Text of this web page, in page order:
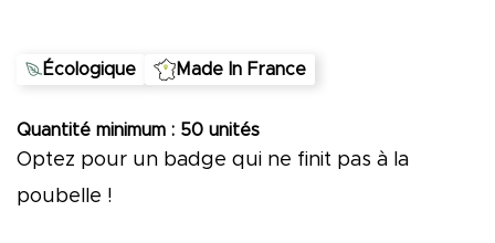
Écologique Made In France
Quantité minimum : 50 unités
Optez pour un badge qui ne finit pas à la
poubelle !